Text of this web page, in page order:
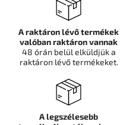
A raktáron lévő termékek
valóban raktáron vannak
48 órán belül elküldjük a
raktáron lévő termékeket.
A legszélesebb